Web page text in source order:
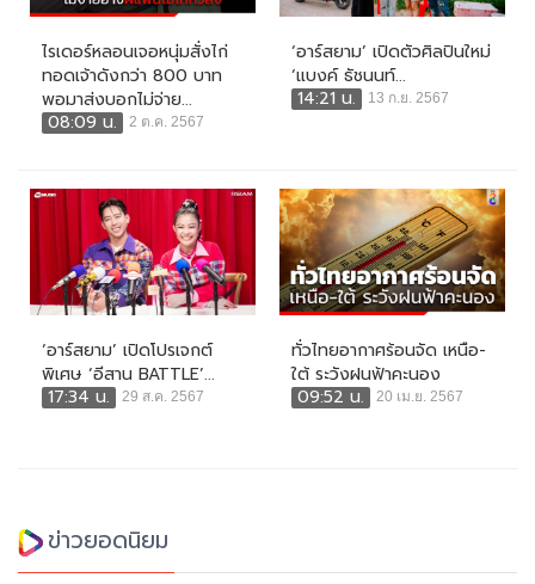
ไรเดอร์หลอนเจอหนุ่มสั่งไก่
ทอดเจ้าดังกว่า 800 บาท
พอมาส่งบอกไม่จ่าย...
08:09 น.
2 ต.ค. 2567
‘อาร์สยาม’ เปิดตัวศิลปินใหม่
‘แบงค์ ธัชนนท์...
14:21 น.
13 ก.ย. 2567
‘อาร์สยาม’ เปิดโปรเจกต์
พิเศษ ‘อีสาน BATTLE’...
17:34 น.
29 ส.ค. 2567
ทั่วไทยอากาศร้อนจัด เหนือ-
ใต้ ระวังฝนฟ้าคะนอง
09:52 น.
20 เม.ย. 2567
ข่าวยอดนิยม